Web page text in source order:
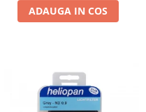
ADAUGA IN COS